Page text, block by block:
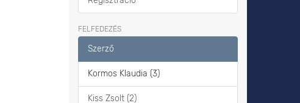
FELFEDEZÉS
Szerző
Kormos Klaudia (3)
Kiss Zsolt (2)